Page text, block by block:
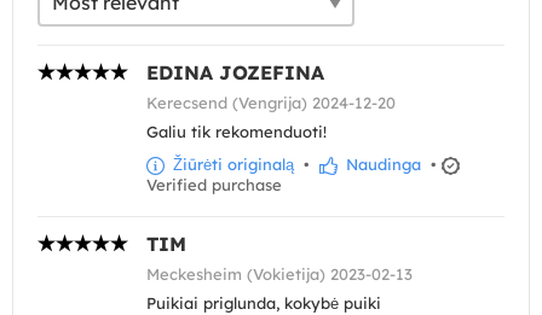
EDINA JOZEFINA
Kerecsend (Vengrija) 2024-12-20
Galiu tik rekomenduoti!
Žiūrėti originalą • Naudinga •
Verified purchase
TIM
Meckesheim (Vokietija) 2023-02-13
Puikiai priglunda, kokybė puiki